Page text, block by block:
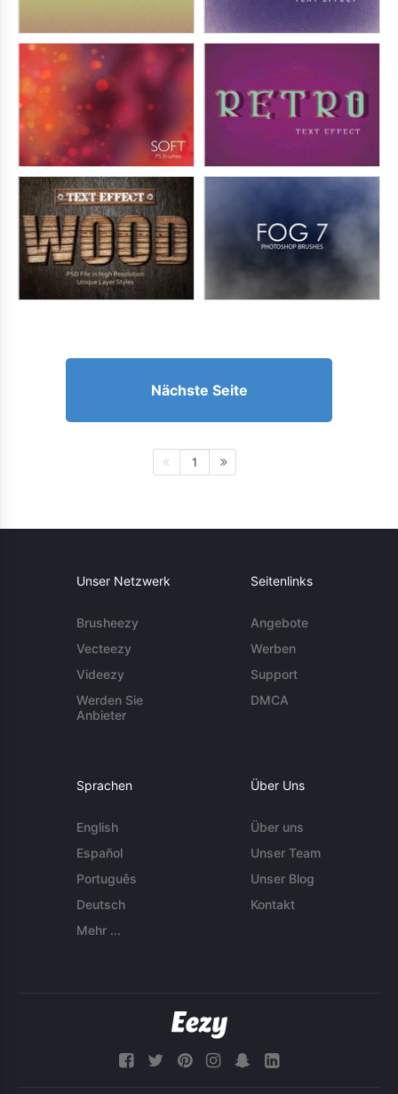
Nächste Seite
1
Unser Netzwerk
Brusheezy
Vecteezy
Videezy
Werden Sie
Anbieter
Seitenlinks
Angebote
Werben
Support
DMCA
Sprachen
English
Español
Português
Deutsch
Mehr ...
Über Uns
Über uns
Unser Team
Unser Blog
Kontakt